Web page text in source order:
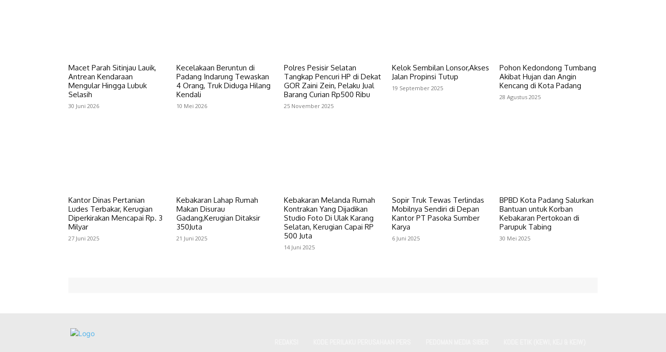
Macet Parah Sitinjau Lauik,
Antrean Kendaraan
Mengular Hingga Lubuk
Selasih
30 Juni 2026
Kecelakaan Beruntun di
Padang Indarung Tewaskan
4 Orang, Truk Diduga Hilang
Kendali
10 Mei 2026
Polres Pesisir Selatan
Tangkap Pencuri HP di Dekat
GOR Zaini Zein, Pelaku Jual
Barang Curian Rp500 Ribu
25 November 2025
Kelok Sembilan Lonsor,Akses
Jalan Propinsi Tutup
19 September 2025
Pohon Kedondong Tumbang
Akibat Hujan dan Angin
Kencang di Kota Padang
28 Agustus 2025
Kantor Dinas Pertanian
Ludes Terbakar, Kerugian
Diperkirakan Mencapai Rp. 3
Milyar
27 Juni 2025
Kebakaran Lahap Rumah
Makan Disurau
Gadang,Kerugian Ditaksir
350Juta
21 Juni 2025
Kebakaran Melanda Rumah
Kontrakan Yang Dijadikan
Studio Foto Di Ulak Karang
Selatan, Kerugian Capai RP
500 Juta
14 Juni 2025
Sopir Truk Tewas Terlindas
Mobilnya Sendiri di Depan
Kantor PT Pasoka Sumber
Karya
6 Juni 2025
BPBD Kota Padang Salurkan
Bantuan untuk Korban
Kebakaran Pertokoan di
Parupuk Tabing
30 Mei 2025